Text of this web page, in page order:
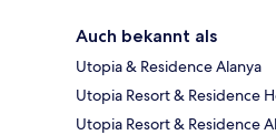
Auch bekannt als
Utopia & Residence Alanya
Utopia Resort & Residence
Utopia Resort & Residence